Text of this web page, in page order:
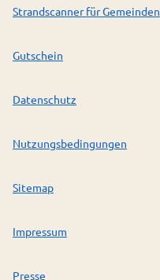
Strandscanner für Gemeinden
Gutschein
Datenschutz
Nutzungsbedingungen
Sitemap
Impressum
Presse